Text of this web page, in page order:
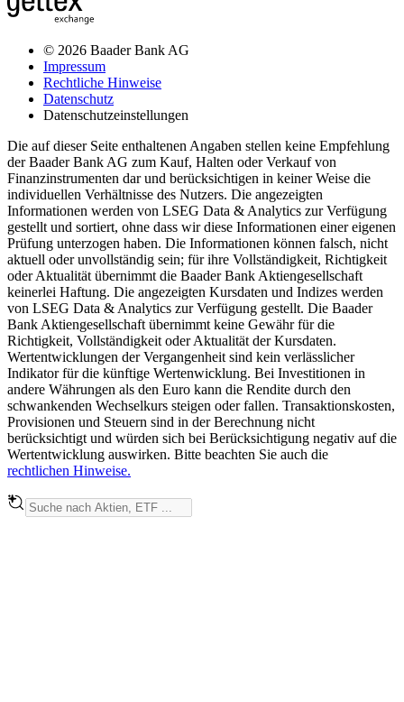
© 2026 Baader Bank AG
Impressum
Rechtliche Hinweise
Datenschutz
Datenschutzeinstellungen
Die auf dieser Seite enthaltenen Angaben stellen keine Empfehlung
der Baader Bank AG zum Kauf, Halten oder Verkauf von
Finanzinstrumenten dar und berücksichtigen in keiner Weise die
individuellen Verhältnisse des Nutzers. Die angezeigten
Informationen werden von LSEG Data & Analytics zur Verfügung
gestellt und sortiert, ohne dass wir diese Informationen einer eigenen
Prüfung unterzogen haben. Die Informationen können falsch, nicht
aktuell oder unvollständig sein; für ihre Vollständigkeit, Richtigkeit
oder Aktualität übernimmt die Baader Bank Aktiengesellschaft
keinerlei Haftung. Die angezeigten Kursdaten und Indizes werden
von LSEG Data & Analytics zur Verfügung gestellt. Die Baader
Bank Aktiengesellschaft übernimmt keine Gewähr für die
Richtigkeit, Vollständigkeit oder Aktualität der Kursdaten.
Wertentwicklungen der Vergangenheit sind kein verlässlicher
Indikator für die künftige Wertenwicklung. Bei Investitionen in
andere Währungen als den Euro kann die Rendite durch den
schwankenden Wechselkurs steigen oder fallen. Transaktionskosten,
Provisionen und Steuern sind in der Berechnung nicht
berücksichtigt und würden sich bei Berücksichtigung negativ auf die
Wertentwicklung auswirken. Bitte beachten Sie auch die
rechtlichen Hinweise.